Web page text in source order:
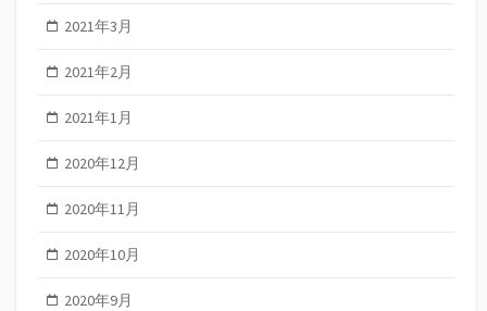
2021年3月
2021年2月
2021年1月
2020年12月
2020年11月
2020年10月
2020年9月